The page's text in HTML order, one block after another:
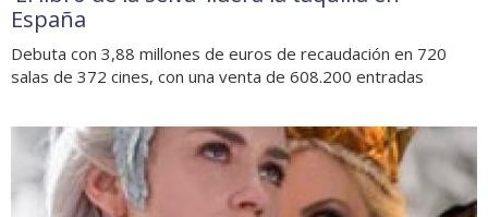
España
Debuta con 3,88 millones de euros de recaudación en 720
salas de 372 cines, con una venta de 608.200 entradas